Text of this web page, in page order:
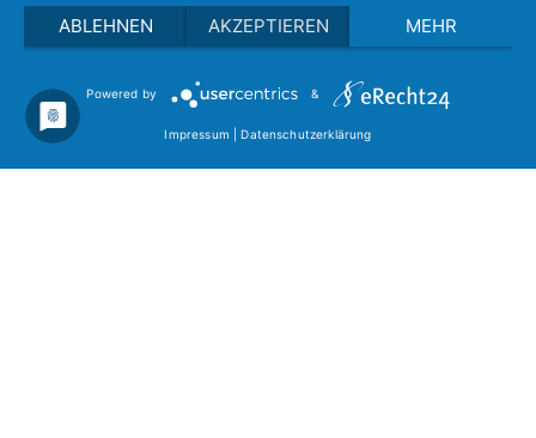
Copyright © 2021 Bewegen im Alter.
Impressum
Datenschutz
ABLEHNEN AKZEPTIEREN MEHR
Powered by &
Impressum Datenschutzerklärung